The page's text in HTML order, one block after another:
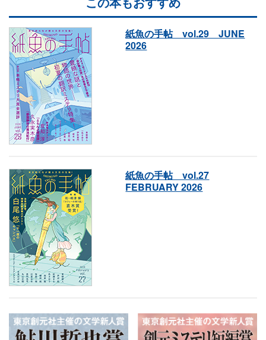
紙魚の手帖 vol.29 JUNE
2026
紙魚の手帖 vol.27
FEBRUARY 2026